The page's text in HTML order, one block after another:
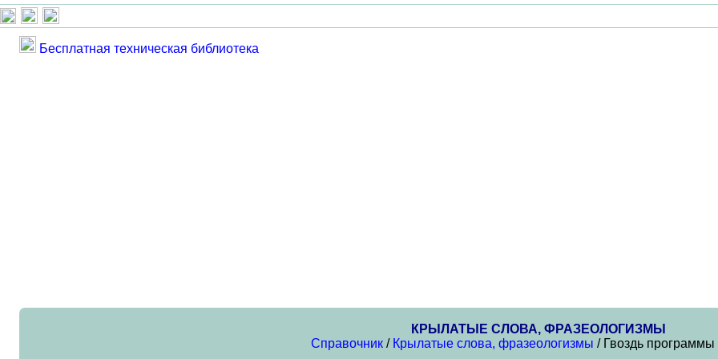
Бесплатная техническая библиотека
КРЫЛАТЫЕ СЛОВА, ФРАЗЕОЛОГИЗМЫ
Справочник/ Крылатые слова, фразеологизмы / Гвоздь программы